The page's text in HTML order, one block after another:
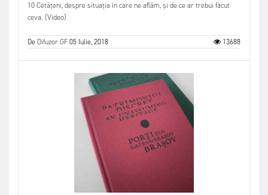
10 Cetățeni, despre situația în care ne aflăm, și de ce ar trebui făcut
ceva. (Video)
De Difuzor GF05 Iulie, 2018 13688